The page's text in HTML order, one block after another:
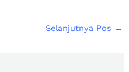
Selanjutnya Pos →